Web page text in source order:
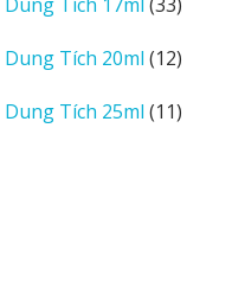
phẩm
phẩm
Tích 20ml 1212
phẩm
Tích 25ml 1111